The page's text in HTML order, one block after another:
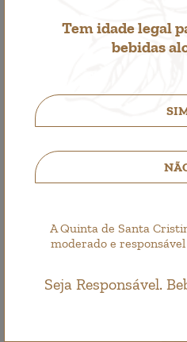
Tem idade legal
bebidas
A Quinta de Santa
moderado e
Seja Responsável.
Santa